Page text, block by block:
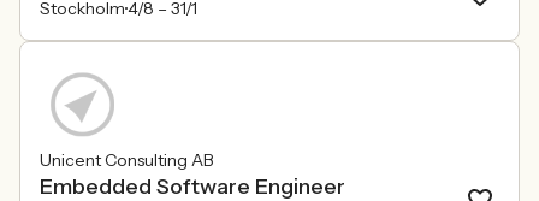
Stockholm4/8 – 31/1
Unicent Consulting AB
Embedded Software Engineer